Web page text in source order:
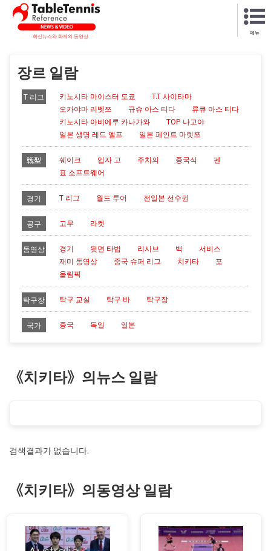
최신뉴스와 화제의 동영상
메뉴
장르 일람
T 리그 키노시타 마이스터 도쿄
T.T 사이타마
오카야마 리벳쯔
규슈 아스 티다
류큐 아스 티다
키노시타 아비에루 카나가와
TOP 나고야
일본 생명 레드 엘프
일본 페인트 마렛쯔
戦型 쉐이크 입자 고 주치의 중국식
펜
표 소프트웨어
경기 T 리그 월드 투어 전일본 선수권
공구 고무 라켓
동영상 경기 뒷면 타법 리시브 백
서비스
재미 동영상
중국 슈퍼 리그 치키타
포
올림픽
탁구장 탁구 교실 탁구 바 탁구장
국가 중국 독일 일본
《치키타》의뉴스 일람
검색결과가 없습니다.
《치키타》의동영상 일람